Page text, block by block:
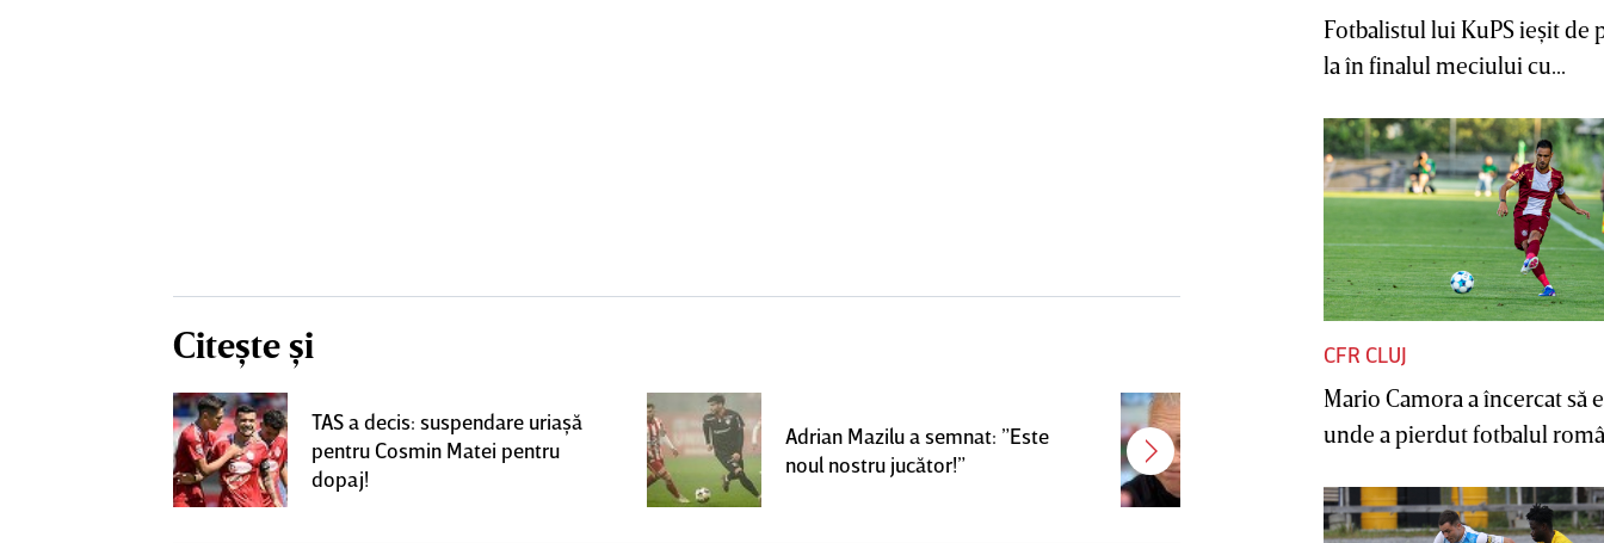
Citește și
TAS a decis: suspendare uriaşă
pentru Cosmin Matei pentru
dopaj!
Adrian Mazilu a semnat: ”Este
noul nostru jucător!”
Şumudică, prima reacţie după ce
Varga i-a propus să revină la CFR
Fotbalistul lui KuPS ieşit de
la în finalul meciului cu...
CFR CLUJ
Mario Camora a încercat să
unde a pierdut fotbalul